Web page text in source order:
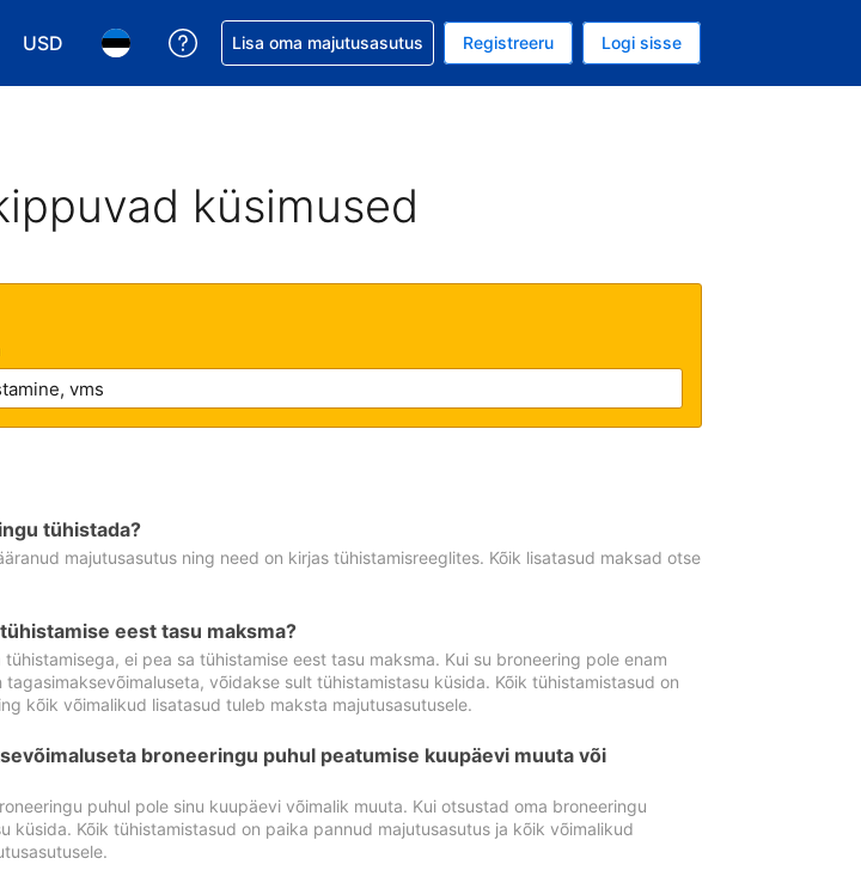
USD
Vali valuuta. Praegune valitud valuuta on USA dollar
Vali keel. Praegune valitud keel on Eesti keeles
Saa broneeringuga abi
Lisa oma majutusasutus Registreeru Logi sisse
küsimused
tühistada?
majutusasutus ning need on kirjas tühistamisreeglites. Kõik lisatasud maksad otse
eest tasu maksma?
ei pea sa tühistamise eest tasu maksma. Kui su broneering pole enam
võidakse sult tühistamistasu küsida. Kõik tühistamistasud on
kõik võimalikud lisatasud tuleb maksta majutusasutusele.
broneeringu puhul peatumise kuupäevi muuta või
puhul pole sinu kuupäevi võimalik muuta. Kui otsustad oma broneeringu
küsida. Kõik tühistamistasud on paika pannud majutusasutus ja kõik võimalikud